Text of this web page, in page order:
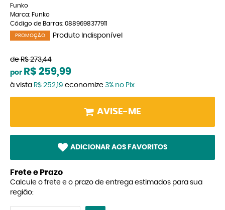
Funko
Marca: Funko
Código de Barras: 0889698377911
PROMOÇÃO Produto Indisponível
de R$ 273,44
por R$ 259,99
à vista R$ 252,19 economize 3% no Pix
AVISE-ME
ADICIONAR AOS FAVORITOS
Frete e Prazo
Calcule o frete e o prazo de entrega estimados para sua
região: